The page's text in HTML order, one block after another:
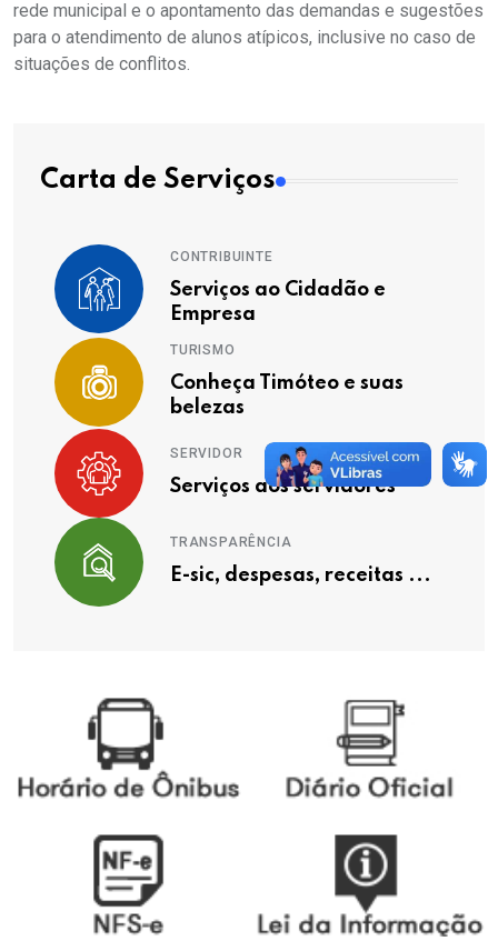
rede municipal e o apontamento das demandas e sugestões
para o atendimento de alunos atípicos, inclusive no caso de
situações de conflitos.
Carta de Serviços
CONTRIBUINTE
Serviços ao Cidadão e
Empresa
TURISMO
Conheça Timóteo e suas
belezas
SERVIDOR
Serviços aos servidores
TRANSPARÊNCIA
E-sic, despesas, receitas ...